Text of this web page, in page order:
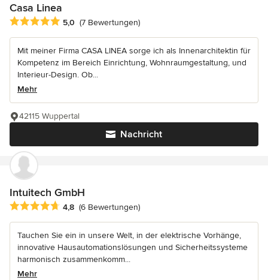
Casa Linea
Durchschnittliche Bewertung: 5 von 5 Sternen
5,0 (7 Bewertungen)
Mit meiner Firma CASA LINEA sorge ich als Innenarchitektin für
Kompetenz im Bereich Einrichtung, Wohnraumgestaltung, und
Interieur-Design. Ob...
Mehr
Nachricht
42115 Wuppertal
Intuitech GmbH
Durchschnittliche Bewertung: 4.8 von 5 Sternen
4,8 (6 Bewertungen)
Tauchen Sie ein in unsere Welt, in der elektrische Vorhänge,
innovative Hausautomationslösungen und Sicherheitssysteme
harmonisch zusammenkomm...
Mehr